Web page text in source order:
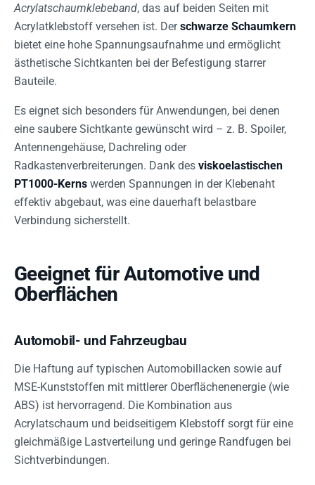
Acrylatschaumklebeband, das auf beiden Seiten mit
Acrylatklebstoff versehen ist. Derschwarze Schaumkern
bietet eine hohe Spannungsaufnahme und ermöglicht
ästhetische Sichtkanten bei der Befestigung starrer
Bauteile.
Es eignet sich besonders für Anwendungen, bei denen
eine saubere Sichtkante gewünscht wird – z. B. Spoiler,
Antennengehäuse, Dachreling oder
Radkastenverbreiterungen. Dank des viskoelastischen
PT1000-Kerns werden Spannungen in der Klebenaht
effektiv abgebaut, was eine dauerhaft belastbare
Verbindung sicherstellt.
Geeignet für Automotive und
Oberflächen
Automobil- und Fahrzeugbau
Die Haftung auf typischen Automobillacken sowie auf
MSE-Kunststoffen mit mittlerer Oberflächenenergie (wie
ABS) ist hervorragend. Die Kombination aus
Acrylatschaum und beidseitigem Klebstoff sorgt für eine
gleichmäßige Lastverteilung und geringe Randfugen bei
Sichtverbindungen.